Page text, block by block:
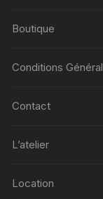
Boutique
Conditions
Contact
L’atelier
Location